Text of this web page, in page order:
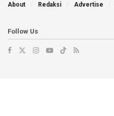
About Redaksi Advertise
Follow Us